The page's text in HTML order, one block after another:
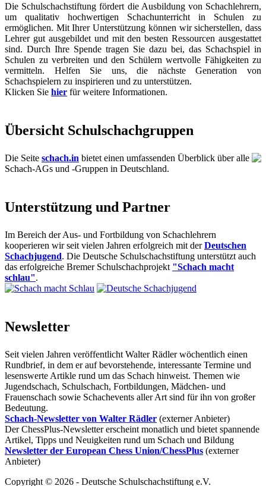
Die Schulschachstiftung fördert die Ausbildung von Schachlehrern,
um qualitativ hochwertigen Schachunterricht in Schulen zu
ermöglichen. Mit Ihrer Unterstützung können wir sicherstellen, dass
Lehrer gut ausgebildet und mit den besten Ressourcen ausgestattet
sind. Durch Ihre Spende tragen Sie dazu bei, das Schachspiel in
Schulen zu verbreiten und den Schülern wertvolle Fähigkeiten zu
vermitteln. Helfen Sie uns, die nächste Generation von
Schachspielern zu inspirieren und zu unterstützen.
Klicken Sie hier für weitere Informationen.
Übersicht Schulschachgruppen
Die Seite schach.in bietet einen umfassenden Überblick über alle
Schach-AGs und -Gruppen in Deutschland.
Unterstützung und Partner
Im Bereich der Aus- und Fortbildung von Schachlehrern
kooperieren wir seit vielen Jahren erfolgreich mit derDeutschen
Schachjugend. Die Deutsche Schulschachstiftung unterstützt auch
das erfolgreiche Bremer Schulschachprojekt "Schach macht
schlau".
Newsletter
Seit vielen Jahren veröffentlicht Walter Rädler wöchentlich einen
Rundbrief, in dem er auf bevorstehende, interessante Termine und
lesenswerte Artikle rund um das Schach hinweist. Themen wie
Jugendschach, Schulschach, Fortbildungen, Mädchen- und
Frauenschach sowie Schachevents aller Art sind für ihn von großer
Bedeutung.
Schach-Newsletter von Walter Rädler (externer Anbieter)
Der ChessPlus-Newsletter erscheint monatlich und bietet spannende
Artikel, Tipps und Neuigkeiten rund um Schach und Bildung
Newsletter der European Chess Union/ChessPlus (externer
Anbieter)
Copyright © 2026 - Deutsche Schulschachstiftung e.V.